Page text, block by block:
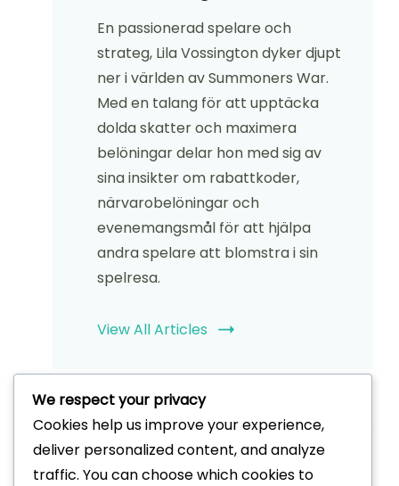
En passionerad spelare och
strateg, Lila Vossington dyker djupt
ner i världen av Summoners War.
Med en talang för att upptäcka
dolda skatter och maximera
belöningar delar hon med sig av
sina insikter om rabattkoder,
närvarobelöningar och
evenemangsmål för att hjälpa
andra spelare att blomstra i sin
spelresa.
View All Articles
Länkar
Bloggarkiv
We respect your privacy
Cookies help us improve your experience,
deliver personalized content, and analyze
traffic. You can choose which cookies to